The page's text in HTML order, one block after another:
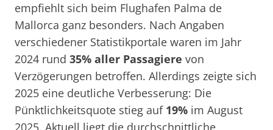
empfiehlt sich beim Flughafen Palma de
Mallorca ganz besonders. Nach Angaben
verschiedener Statistikportale waren im Jahr
2024 rund 35% aller Passagiere von
Verzögerungen betroffen. Allerdings zeigte sich
2025 eine deutliche Verbesserung: Die
Pünktlichkeitsquote stieg auf 19% im August
2025. Aktuell liegt die durchschnittliche